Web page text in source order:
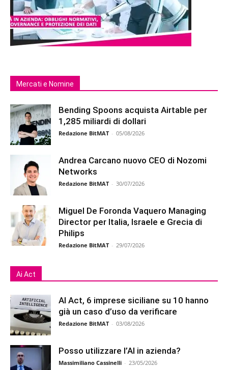
Mercati e Nomine
Bending Spoons acquista Airtable per
1,285 miliardi di dollari
Redazione BitMAT - 05/08/2026
Andrea Carcano nuovo CEO di Nozomi
Networks
Redazione BitMAT - 30/07/2026
Miguel De Foronda Vaquero Managing
Director per Italia, Israele e Grecia di
Philips
Redazione BitMAT - 29/07/2026
Ai Act
AI Act, 6 imprese siciliane su 10 hanno
già un caso d’uso da verificare
Redazione BitMAT - 03/08/2026
Posso utilizzare l’AI in azienda?
Massimiliano Cassinelli - 23/05/2026